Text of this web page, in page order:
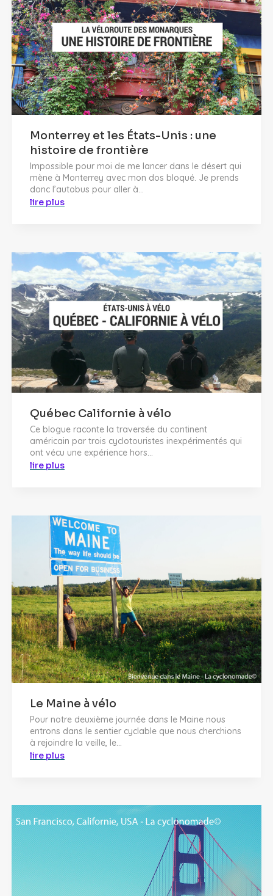
Monterrey et les États-Unis : une
histoire de frontière
Impossible pour moi de me lancer dans le désert qui
mène à Monterrey avec mon dos bloqué. Je prends
donc l’autobus pour aller à...
lire plus
Québec Californie à vélo
Ce blogue raconte la traversée du continent
américain par trois cyclotouristes inexpérimentés qui
ont vécu une expérience hors...
lire plus
Le Maine à vélo
Pour notre deuxième journée dans le Maine nous
entrons dans le sentier cyclable que nous cherchions
à rejoindre la veille, le...
lire plus